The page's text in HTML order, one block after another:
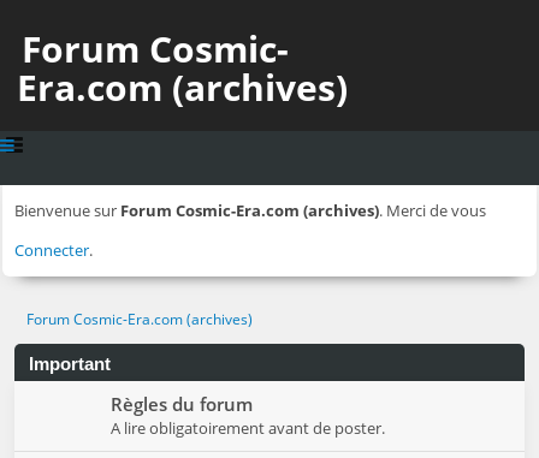
Forum Cosmic-
Era.com (archives)
Bienvenue sur Forum Cosmic-Era.com (archives). Merci de vous
Connecter.
Forum Cosmic-Era.com (archives)
Important
Règles du forum
A lire obligatoirement avant de poster.